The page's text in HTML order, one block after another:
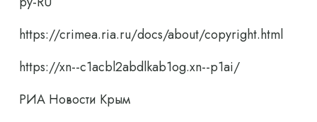
https://crimea.ria.ru/docs/about/copyright.html
https://xn--c1acbl2abdlkab1og.xn--p1ai/
РИА Новости Крым